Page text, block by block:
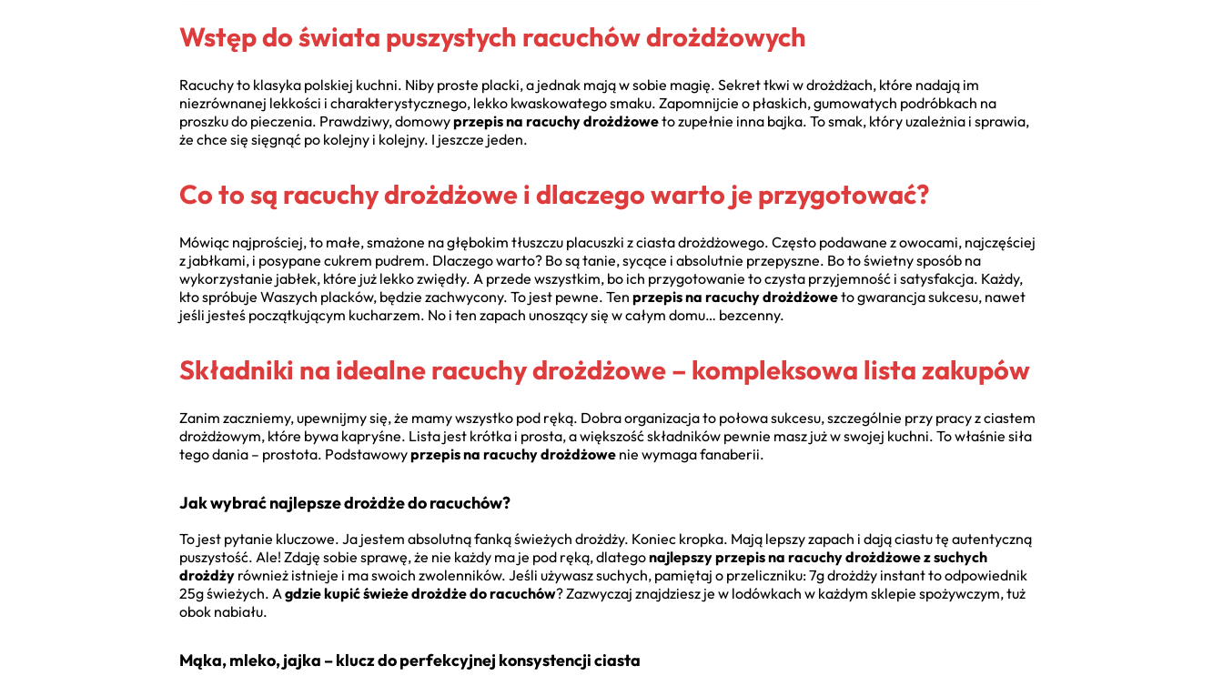
Wstęp do świata puszystych racuchów drożdżowych
Racuchy to klasyka polskiej kuchni. Niby proste placki, a jednak mają w sobie magię. Sekret tkwi w drożdżach, które nadają im
niezrównanej lekkości i charakterystycznego, lekko kwaskowatego smaku. Zapomnijcie o płaskich, gumowatych podróbkach na
proszku do pieczenia. Prawdziwy, domowyprzepis na racuchy drożdżoweto zupełnie inna bajka. To smak, który uzależnia i sprawia,
że chce się sięgnąć po kolejny i kolejny. I jeszcze jeden.
Co to są racuchy drożdżowe i dlaczego warto je przygotować?
Mówiąc najprościej, to małe, smażone na głębokim tłuszczu placuszki z ciasta drożdżowego. Często podawane z owocami, najczęściej
z jabłkami, i posypane cukrem pudrem. Dlaczego warto? Bo są tanie, sycące i absolutnie przepyszne. Bo to świetny sposób na
wykorzystanie jabłek, które już lekko zwiędły. A przede wszystkim, bo ich przygotowanie to czysta przyjemność i satysfakcja. Każdy,
kto spróbuje Waszych placków, będzie zachwycony. To jest pewne. Ten przepis na racuchy drożdżoweto gwarancja sukcesu, nawet
jeśli jesteś początkującym kucharzem. No i ten zapach unoszący się w całym domu… bezcenny.
Składniki na idealne racuchy drożdżowe – kompleksowa lista zakupów
Zanim zaczniemy, upewnijmy się, że mamy wszystko pod ręką. Dobra organizacja to połowa sukcesu, szczególnie przy pracy z ciastem
drożdżowym, które bywa kapryśne. Lista jest krótka i prosta, a większość składników pewnie masz już w swojej kuchni. To właśnie siła
tego dania – prostota. Podstawowyprzepis na racuchy drożdżowe nie wymaga fanaberii.
Jak wybrać najlepsze drożdże do racuchów?
To jest pytanie kluczowe. Ja jestem absolutną fanką świeżych drożdży. Koniec kropka. Mają lepszy zapach i dają ciastu tę autentyczną
puszystość. Ale! Zdaję sobie sprawę, że nie każdy ma je pod ręką, dlategonajlepszy przepis na racuchy drożdżowe z suchych
drożdży również istnieje i ma swoich zwolenników. Jeśli używasz suchych, pamiętaj o przeliczniku: 7g drożdży instant to odpowiednik
25g świeżych. Agdzie kupić świeże drożdże do racuchów? Zazwyczaj znajdziesz je w lodówkach w każdym sklepie spożywczym, tuż
obok nabiału.
Mąka, mleko, jajka – klucz do perfekcyjnej konsystencji ciasta